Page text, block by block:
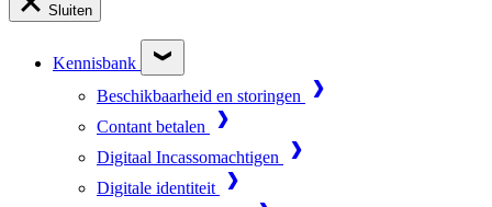
Sluiten
Kennisbank
Beschikbaarheid en storingen
Contant betalen
Digitaal Incassomachtigen
Digitale identiteit